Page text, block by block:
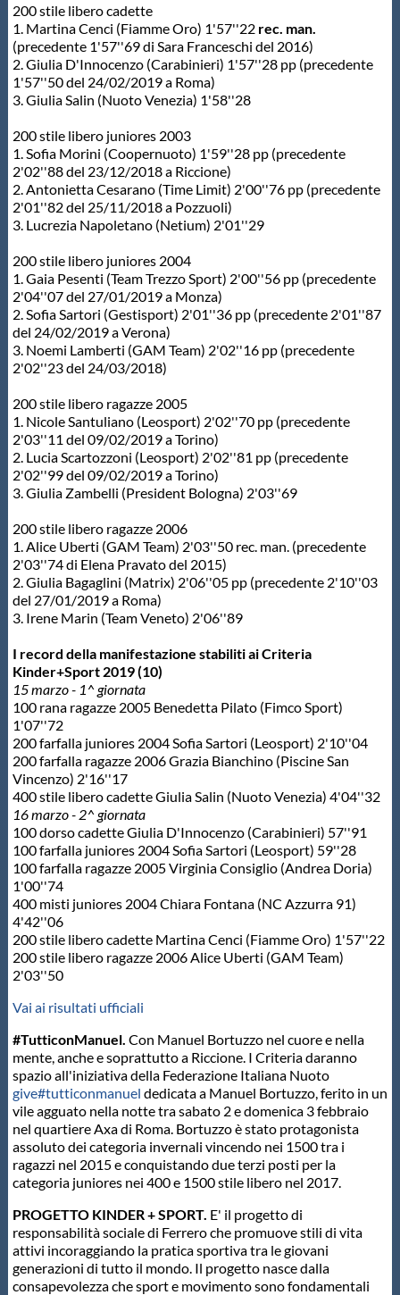
200 stile libero cadette
1. Martina Cenci (Fiamme Oro) 1'57''22 rec. man.
(precedente 1'57''69 di Sara Franceschi del 2016)
2. Giulia D'Innocenzo (Carabinieri) 1'57''28 pp (precedente
1'57''50 del 24/02/2019 a Roma)
3. Giulia Salin (Nuoto Venezia) 1'58''28
200 stile libero juniores 2003
1. Sofia Morini (Coopernuoto) 1'59''28 pp (precedente
2'02''88 del 23/12/2018 a Riccione)
2. Antonietta Cesarano (Time Limit) 2'00''76 pp (precedente
2'01''82 del 25/11/2018 a Pozzuoli)
3. Lucrezia Napoletano (Netium) 2'01''29
200 stile libero juniores 2004
1. Gaia Pesenti (Team Trezzo Sport) 2'00''56 pp (precedente
2'04''07 del 27/01/2019 a Monza)
2. Sofia Sartori (Gestisport) 2'01''36 pp (precedente 2'01''87
del 24/02/2019 a Verona)
3. Noemi Lamberti (GAM Team) 2'02''16 pp (precedente
2'02''23 del 24/03/2018)
200 stile libero ragazze 2005
1. Nicole Santuliano (Leosport) 2'02''70 pp (precedente
2'03''11 del 09/02/2019 a Torino)
2. Lucia Scartozzoni (Leosport) 2'02''81 pp (precedente
2'02''99 del 09/02/2019 a Torino)
3. Giulia Zambelli (President Bologna) 2'03''69
200 stile libero ragazze 2006
1. Alice Uberti (GAM Team) 2'03''50 rec. man. (precedente
2'03''74 di Elena Pravato del 2015)
2. Giulia Bagaglini (Matrix) 2'06''05 pp (precedente 2'10''03
del 27/01/2019 a Roma)
3. Irene Marin (Team Veneto) 2'06''89
I record della manifestazione stabiliti ai Criteria
Kinder+Sport 2019 (10)
15 marzo - 1^ giornata
100 rana ragazze 2005 Benedetta Pilato (Fimco Sport)
1'07''72
200 farfalla juniores 2004 Sofia Sartori (Leosport) 2'10''04
200 farfalla ragazze 2006 Grazia Bianchino (Piscine San
Vincenzo) 2'16''17
400 stile libero cadette Giulia Salin (Nuoto Venezia) 4'04''32
16 marzo - 2^ giornata
100 dorso cadette Giulia D'Innocenzo (Carabinieri) 57''91
100 farfalla juniores 2004 Sofia Sartori (Leosport) 59''28
100 farfalla ragazze 2005 Virginia Consiglio (Andrea Doria)
1'00''74
400 misti juniores 2004 Chiara Fontana (NC Azzurra 91)
4'42''06
200 stile libero cadette Martina Cenci (Fiamme Oro) 1'57''22
200 stile libero ragazze 2006 Alice Uberti (GAM Team)
2'03''50
Vai ai risultati ufficiali
#TutticonManuel. Con Manuel Bortuzzo nel cuore e nella
mente, anche e soprattutto a Riccione. I Criteria daranno
spazio all'iniziativa della Federazione Italiana Nuoto
give#tutticonmanuel dedicata a Manuel Bortuzzo, ferito in un
vile agguato nella notte tra sabato 2 e domenica 3 febbraio
nel quartiere Axa di Roma. Bortuzzo è stato protagonista
assoluto dei categoria invernali vincendo nei 1500 tra i
ragazzi nel 2015 e conquistando due terzi posti per la
categoria juniores nei 400 e 1500 stile libero nel 2017.
PROGETTO KINDER + SPORT. E' il progetto di
responsabilità sociale di Ferrero che promuove stili di vita
attivi incoraggiando la pratica sportiva tra le giovani
generazioni di tutto il mondo. Il progetto nasce dalla
consapevolezza che sport e movimento sono fondamentali